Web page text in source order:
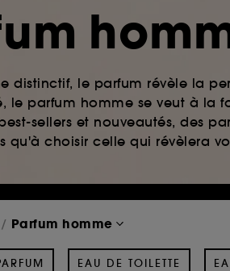
distinctif, le parfum révèle la
le parfum homme se veut à la
sellers et nouveautés, des
qu'à choisir celle qui révèlera
Parfum homme
EAU DE TOILETTE